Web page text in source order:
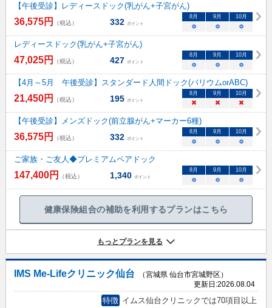
【午後受診】レディースドック(乳がん+子宮がん)
36,575円 （税込） 332 ポイント
8 月 9 月 10月
○ ○ ○
レディースドック(乳がん+子宮がん)
47,025円 （税込） 427 ポイント
8 月 9 月 10月
○ ○ ○
【4月～5月 午後受診】スタンダード人間ドック(バリウムorABC)
21,450円 （税込） 195 ポイント
8 月 9 月 10月
× × ×
【午後受診】メンズドック(前立腺がん+マーカー6種)
36,575円 （税込） 332 ポイント
8 月 9 月 10月
○ ○ ○
ご家族・ご友人◆プレミアムペアドック
147,400円 （税込） 1,340 ポイント
8 月 9 月 10月
○ ○ ○
健康保険組合の補助を利用するプランはこちら
もっとプランを見る
IMS Me-Lifeクリニック仙台
（宮城県 仙台市宮城野区）
更新日:2026.08.04
特徴 イムス仙台クリニックでは70項目以上